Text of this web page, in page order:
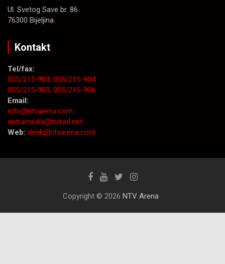
Ul. Svetog Save br. 86.
76300 Bijeljina
Kontakt
Tel/fax:
055/215-903; 055/215-904
055/215-905; 055/215-906
Email:
info@ntvarena.com
astramedia@telrad.net
Web: desk@ntvarena.com
Copyright © 2026 NTV Arena